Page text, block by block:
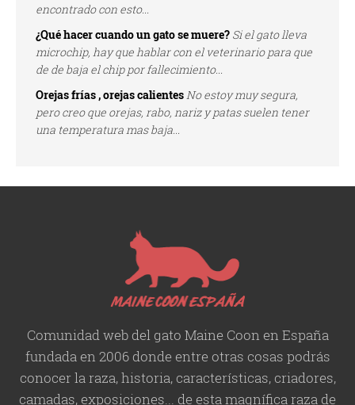
encontrado con esto...
¿Qué hacer cuando un gato se muere? Si el gato lleva
microchip, hay que hablar con el veterinario para que
de de baja el chip por fallecimiento...
Orejas frías , orejas calientesNo estoy muy segura,
pero creo que orejas, rabo, nariz y patas suelen tener
una temperatura mas baja...
Comunidad web del gato Maine Coon en España
fundada en 2006 donde entre otras cosas podrás
conocer la raza, historia,características, criadores,
camadas, exposiciones... de esta magnífica raza de